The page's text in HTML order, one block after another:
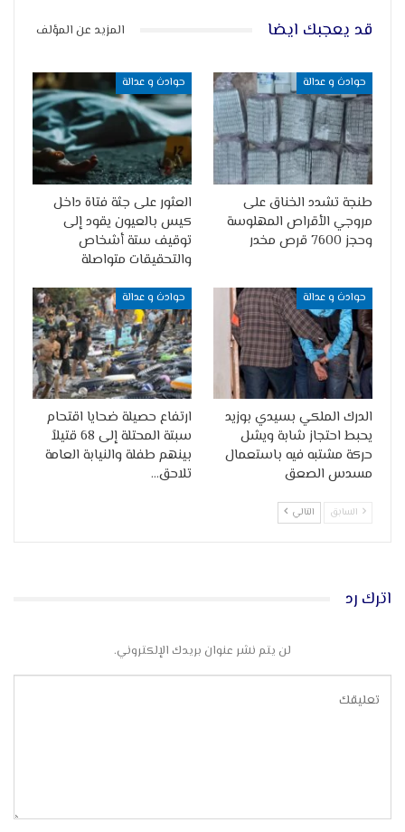
قد يعجبك ايضا المزيد عن المؤلف
حوادث و عدالة
طنجة تشدد الخناق على
مروجي الأقراص المهلوسة
وحجز 7600 قرص مخدر
حوادث و عدالة
العثور على جثة فتاة داخل
كيس بالعيون يقود إلى
توقيف ستة أشخاص
والتحقيقات متواصلة
حوادث و عدالة
الدرك الملكي بسيدي بوزيد
يحبط احتجاز شابة ويشل
حركة مشتبه فيه باستعمال
مسدس الصعق
حوادث و عدالة
ارتفاع حصيلة ضحايا اقتحام
سبتة المحتلة إلى 68 قتيلاً
بينهم طفلة والنيابة العامة
تلاحق…
السابق التالي
اترك رد
لن يتم نشر عنوان بريدك الإلكتروني.